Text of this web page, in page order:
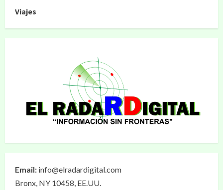
Viajes
Email: info@elradardigital.com
Bronx, NY 10458, EE.UU.